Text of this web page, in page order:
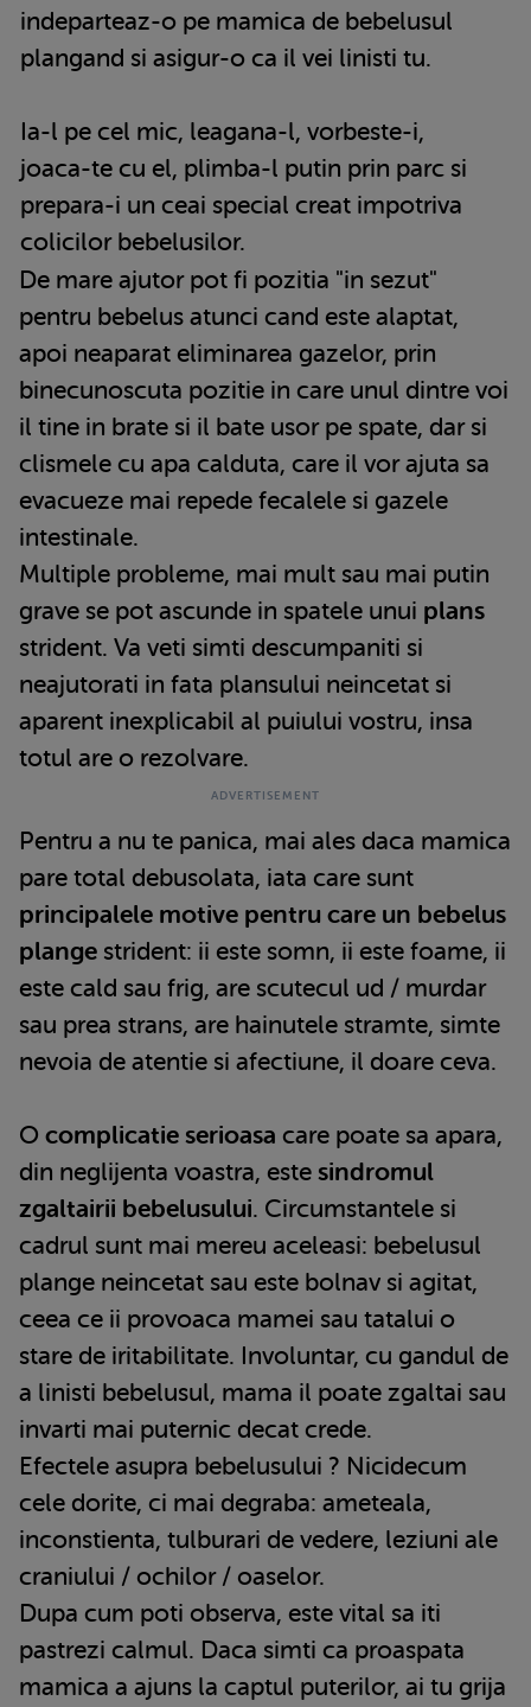
indeparteaz-o pe mamica de bebelusul
plangand si asigur-o ca il vei linisti tu.
Ia-l pe cel mic, leagana-l, vorbeste-i,
joaca-te cu el, plimba-l putin prin parc si
prepara-i un ceai special creat impotriva
colicilor bebelusilor.
De mare ajutor pot fi pozitia "in sezut"
pentru bebelus atunci cand este alaptat,
apoi neaparat eliminarea gazelor, prin
binecunoscuta pozitie in care unul dintre voi
il tine in brate si il bate usor pe spate, dar si
clismele cu apa calduta, care il vor ajuta sa
evacueze mai repede fecalele si gazele
intestinale.
Multiple probleme, mai mult sau mai putin
grave se pot ascunde in spatele unui plans
strident. Va veti simti descumpaniti si
neajutorati in fata plansului neincetat si
aparent inexplicabil al puiului vostru, insa
totul are o rezolvare.
Pentru a nu te panica, mai ales daca mamica
pare total debusolata, iata care sunt
principalele motive pentru care un bebelus
plange strident: ii este somn, ii este foame, ii
este cald sau frig, are scutecul ud / murdar
sau prea strans, are hainutele stramte, simte
nevoia de atentie si afectiune, il doare ceva.
O complicatie serioasa care poate sa apara,
din neglijenta voastra, este sindromul
zgaltairii bebelusului. Circumstantele si
cadrul sunt mai mereu aceleasi: bebelusul
plange neincetat sau este bolnav si agitat,
ceea ce ii provoaca mamei sau tatalui o
stare de iritabilitate. Involuntar, cu gandul de
a linisti bebelusul, mama il poate zgaltai sau
invarti mai puternic decat crede.
Efectele asupra bebelusului ? Nicidecum
cele dorite, ci mai degraba: ameteala,
inconstienta, tulburari de vedere, leziuni ale
craniului / ochilor / oaselor.
Dupa cum poti observa, este vital sa iti
pastrezi calmul. Daca simti ca proaspata
mamica a ajuns la captul puterilor, ai tu grija